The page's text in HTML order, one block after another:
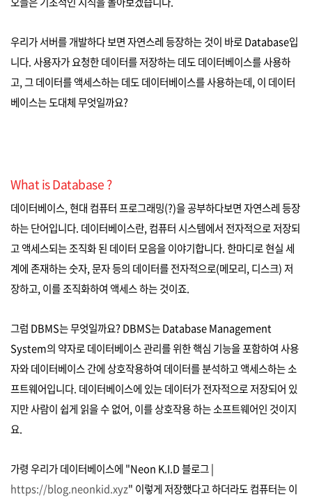
우리가 서버를 개발하다 보면 자연스레 등장하는 것이 바로 Database입
니다. 사용자가 요청한 데이터를 저장하는 데도 데이터베이스를 사용하
고, 그 데이터를 액세스하는 데도 데이터베이스를 사용하는데, 이 데이터
베이스는 도대체 무엇일까요?
What is Database ?
데이터베이스, 현대 컴퓨터 프로그래밍(?)을 공부하다보면 자연스레 등장
하는 단어입니다. 데이터베이스란, 컴퓨터 시스템에서 전자적으로 저장되
고 액세스되는 조직화 된 데이터 모음을 이야기합니다. 한마디로 현실 세
계에 존재하는 숫자, 문자 등의 데이터를 전자적으로(메모리, 디스크) 저
장하고, 이를 조직화하여 액세스 하는 것이죠.
그럼 DBMS는 무엇일까요? DBMS는 Database Management
System의 약자로 데이터베이스 관리를 위한 핵심 기능을 포함하여 사용
자와 데이터베이스 간에 상호작용하여 데이터를 분석하고 액세스하는 소
프트웨어입니다. 데이터베이스에 있는 데이터가 전자적으로 저장되어 있
지만 사람이 쉽게 읽을 수 없어, 이를 상호작용 하는 소프트웨어인 것이지
요.
가령 우리가 데이터베이스에 "Neon K.I.D 블로그 |
https://blog.neonkid.xyz" 이렇게 저장했다고 하더라도 컴퓨터는 이